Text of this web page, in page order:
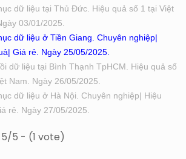
dữ liệu tại Thủ Đức. Hiệu quả số 1 tại Việt
03/01/2025.
dữ liệu ở Tiền Giang. Chuyên nghiệp|
Giá rẻ. Ngày 25/05/2025.
dữ liệu tại Bình Thạnh TpHCM. Hiệu quả số
Nam. Ngày 26/05/2025.
dữ liệu ở Hà Nội. Chuyên nghiệp| Hiệu
rẻ. Ngày 27/05/2025.
5/5 - (1 vote)